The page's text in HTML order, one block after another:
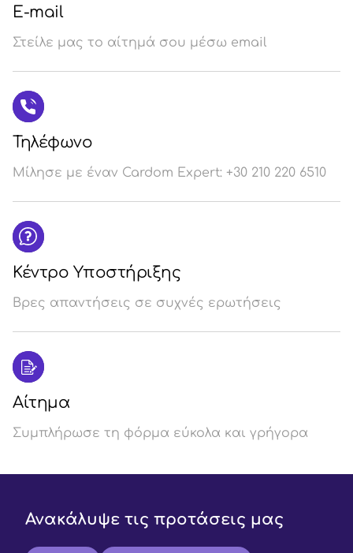
E-mail
Στείλε μας το αίτημά σου μέσω email
Τηλέφωνο
Μίλησε με έναν Cardom Expert: +30 210 220 6510
Κέντρο Υποστήριξης
Βρες απαντήσεις σε συχνές ερωτήσεις
Αίτημα
Συμπλήρωσε τη φόρμα εύκολα και γρήγορα
Ανακάλυψε τις προτάσεις μας